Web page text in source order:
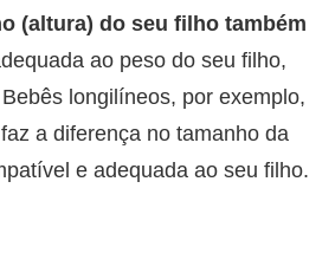
(altura) do seu filho também
ao peso do seu filho,
longilíneos, por exemplo,
a diferença no tamanho da
e adequada ao seu filho.